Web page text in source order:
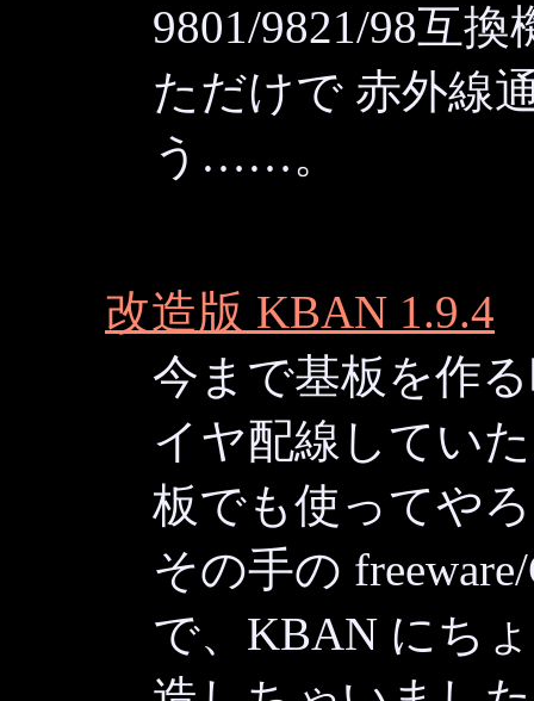
9801/9821/98互
ただけで 赤外線
う……。
改造版 KBAN 1.9.4
今まで基板を作
イヤ配線してい
板でも使ってや
その手の
で、KBAN にち